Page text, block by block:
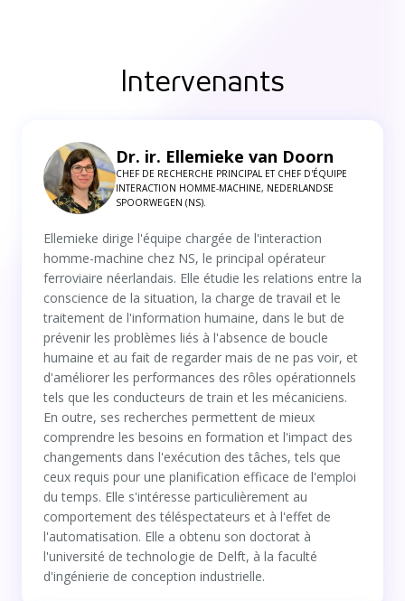
Intervenants
Dr. ir. Ellemieke van Doorn
CHEF DE RECHERCHE PRINCIPAL ET CHEF D'ÉQUIPE
INTERACTION HOMME-MACHINE, NEDERLANDSE
SPOORWEGEN (NS).
Ellemieke dirige l'équipe chargée de l'interaction
homme-machine chez NS, le principal opérateur
ferroviaire néerlandais. Elle étudie les relations entre la
conscience de la situation, la charge de travail et le
traitement de l'information humaine, dans le but de
prévenir les problèmes liés à l'absence de boucle
humaine et au fait de regarder mais de ne pas voir, et
d'améliorer les performances des rôles opérationnels
tels que les conducteurs de train et les mécaniciens.
En outre, ses recherches permettent de mieux
comprendre les besoins en formation et l'impact des
changements dans l'exécution des tâches, tels que
ceux requis pour une planification efficace de l'emploi
du temps. Elle s'intéresse particulièrement au
comportement des téléspectateurs et à l'effet de
l'automatisation. Elle a obtenu son doctorat à
l'université de technologie de Delft, à la faculté
d'ingénierie de conception industrielle.